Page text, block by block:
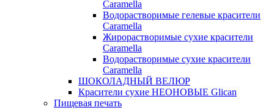
Caramella
Водорастворимые гелевые красители
Caramella
Жирорастворимые сухие красители
Caramella
Водорастворимые сухие красители
Caramella
ШОКОЛАДНЫЙ ВЕЛЮР
Красители сухие НЕОНОВЫЕ Glican
Пищевая печать